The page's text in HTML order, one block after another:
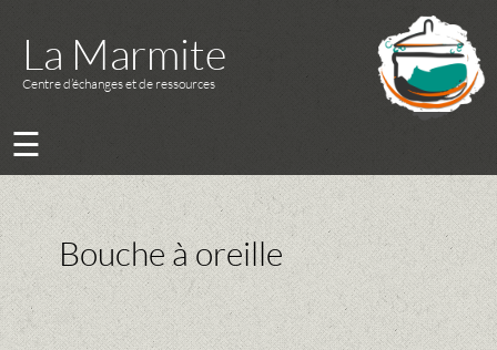
La Marmite
Centre d’échanges et de ressources
☰
Bouche à oreille